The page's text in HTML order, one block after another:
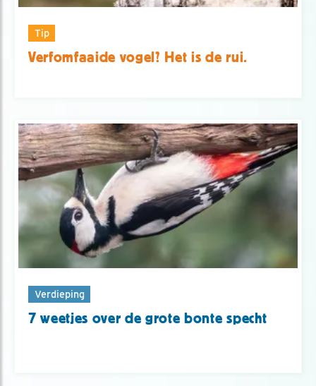
Tip
Verfomfaaide vogel? Het is de rui.
Verdieping
7 weetjes over de grote bonte specht